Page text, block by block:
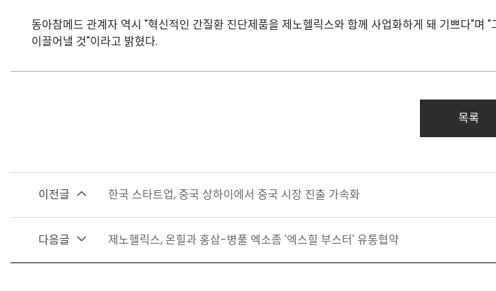
동아참메드 관계자 역시 "혁신적인 간질환 진단제품을 제노헬릭스와 함께 사업화하게 돼 기쁘다"
이끌어낼 것"이라고 밝혔다.
목록
이전글 한국 스타트업, 중국 상하이에서 중국 시장 진출 가속화
다음글 제노헬릭스, 온힐과 홍삼-병풀 엑소좀 '엑스힐 부스터' 유통협약